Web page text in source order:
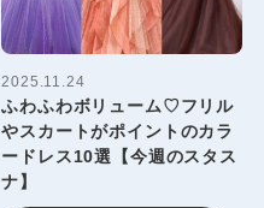
2025.11.24
ふわふわボリューム♡フリル
やスカートがポイントのカラ
ードレス10選【今週のスタス
ナ】